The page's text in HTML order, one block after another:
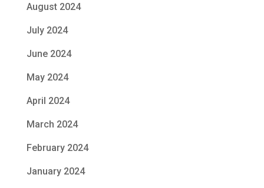
August 2024
July 2024
June 2024
May 2024
April 2024
March 2024
February 2024
January 2024